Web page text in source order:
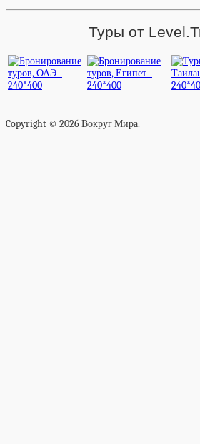
Туры от
Copyright © 2026 Вокруг Мира.